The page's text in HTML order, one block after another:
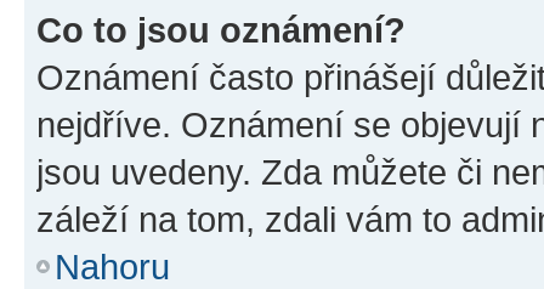
Co to jsou oznámení?
Oznámení často přinášejí
nejdříve. Oznámení se objevují
jsou uvedeny. Zda můžete či
záleží na tom, zdali vám to
Nahoru